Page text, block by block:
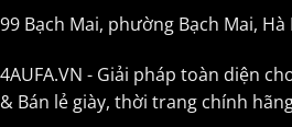
99 Bạch Mai, phường Bạch Mai, Hà
4AUFA.VN - Giải pháp toàn diện
& Bán lẻ giày, thời trang chính